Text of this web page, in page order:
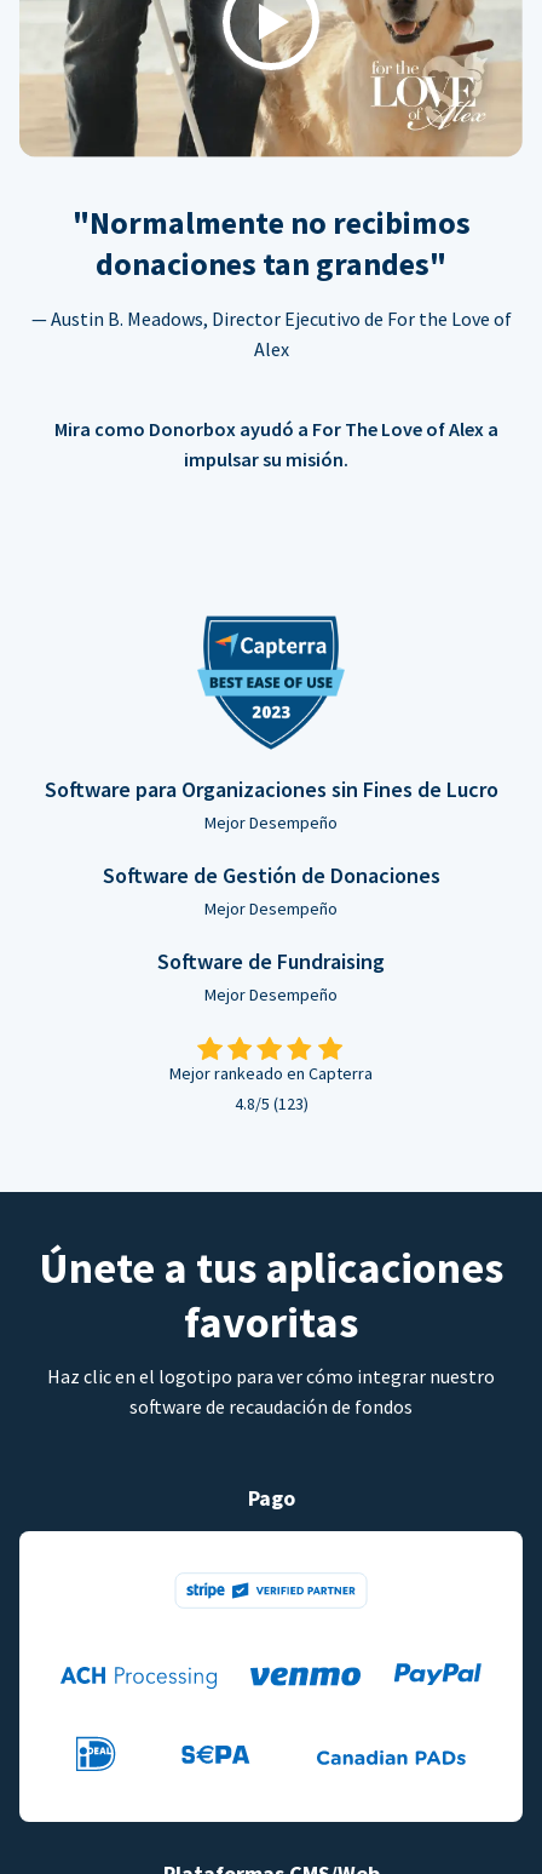
Play
"Normalmente no recibimos
donaciones tan grandes"
— Austin B. Meadows, Director Ejecutivo de For the Love of
Alex
Mira como Donorbox ayudó a For The Love of Alex a
impulsar su misión.
Software para Organizaciones sin Fines de Lucro
Mejor Desempeño
Software de Gestión de Donaciones
Mejor Desempeño
Software de Fundraising
Mejor Desempeño
Mejor rankeado en Capterra
4.8/5 (123)
Únete a tus aplicaciones
favoritas
Haz clic en el logotipo para ver cómo integrar nuestro
software de recaudación de fondos
Pago